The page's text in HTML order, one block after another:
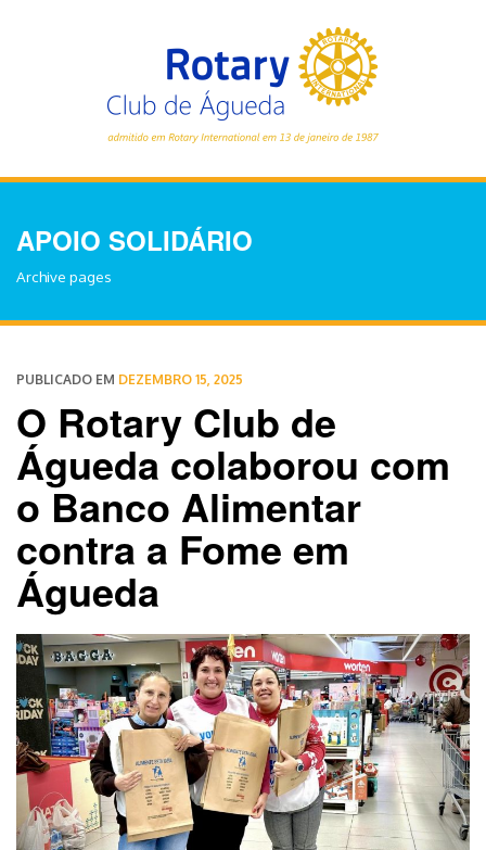
APOIO SOLIDÁRIO
Archive pages
PUBLICADO EM DEZEMBRO 15, 2025
O Rotary Club de
Águeda colaborou com
o Banco Alimentar
contra a Fome em
Águeda